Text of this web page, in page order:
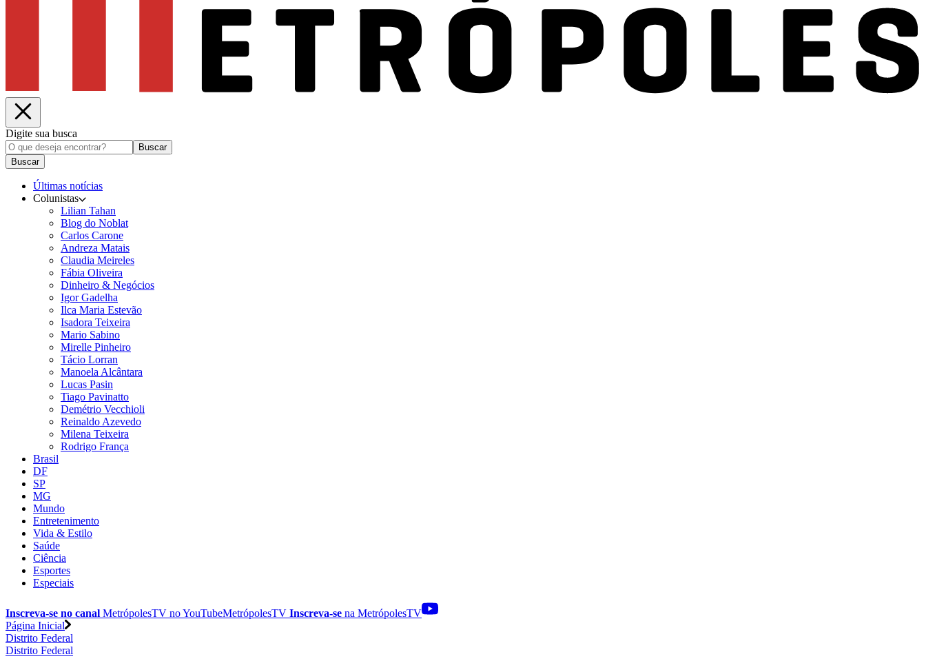
Digite sua busca
Buscar
Buscar
Últimas notícias
Colunistas
Lilian Tahan
Blog do Noblat
Carlos Carone
Andreza Matais
Claudia Meireles
Fábia Oliveira
Dinheiro & Negócios
Igor Gadelha
Ilca Maria Estevão
Isadora Teixeira
Mario Sabino
Mirelle Pinheiro
Tácio Lorran
Manoela Alcântara
Lucas Pasin
Tiago Pavinatto
Demétrio Vecchioli
Reinaldo Azevedo
Milena Teixeira
Rodrigo França
Brasil
DF
SP
MG
Mundo
Entretenimento
Vida & Estilo
Saúde
Ciência
Esportes
Especiais
Inscreva-se no canal MetrópolesTV noYouTubeMetrópolesTV Inscreva-se na MetrópolesTV
Página Inicial
Distrito Federal
Distrito Federal